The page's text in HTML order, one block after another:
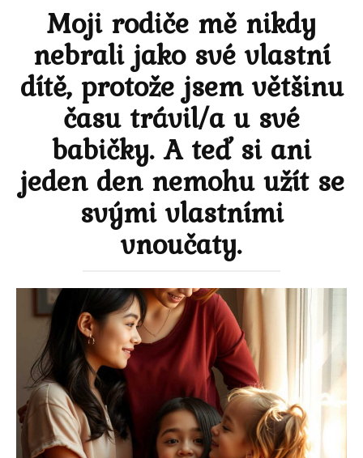
Moji rodiče mě nikdy
nebrali jako své vlastní
dítě, protože jsem většinu
času trávil/a u své
babičky. A teď si ani
jeden den nemohu užít se
svými vlastními
vnoučaty.